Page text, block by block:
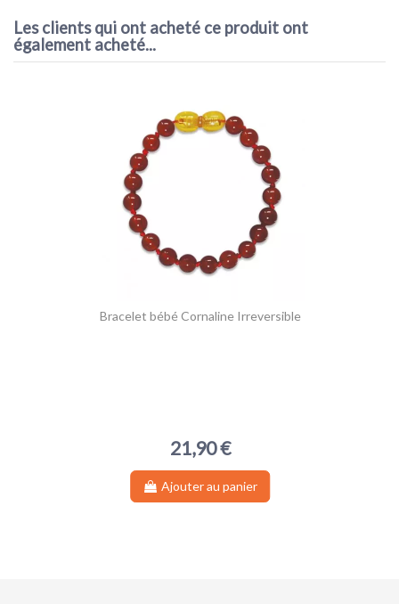
Les clients qui ont acheté ce produit ont
également acheté...
Bracelet bébé Cornaline Irreversible
21,90 €
Ajouter au panier